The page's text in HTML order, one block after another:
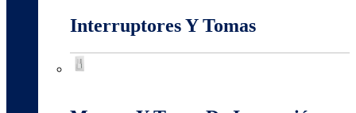
Interruptores Y Tomas